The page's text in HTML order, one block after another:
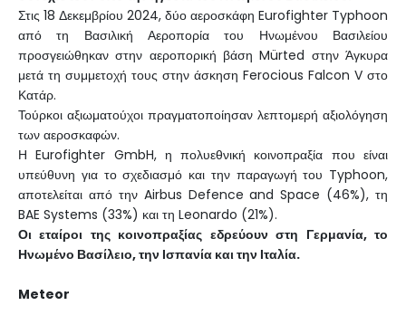
Στις 18 Δεκεμβρίου 2024, δύο αεροσκάφη Eurofighter Typhoon
από τη Βασιλική Αεροπορία του Ηνωμένου Βασιλείου
προσγειώθηκαν στην αεροπορική βάση Mürted στην Άγκυρα
μετά τη συμμετοχή τους στην άσκηση Ferocious Falcon V στο
Κατάρ.
Τούρκοι αξιωματούχοι πραγματοποίησαν λεπτομερή αξιολόγηση
των αεροσκαφών.
Η Eurofighter GmbH, η πολυεθνική κοινοπραξία που είναι
υπεύθυνη για το σχεδιασμό και την παραγωγή του Typhoon,
αποτελείται από την Airbus Defence and Space (46%), τη
BAE Systems (33%) και τη Leonardo (21%).
Οι εταίροι της κοινοπραξίας εδρεύουν στη Γερμανία, το
Ηνωμένο Βασίλειο, την Ισπανία και την Ιταλία.
Meteor